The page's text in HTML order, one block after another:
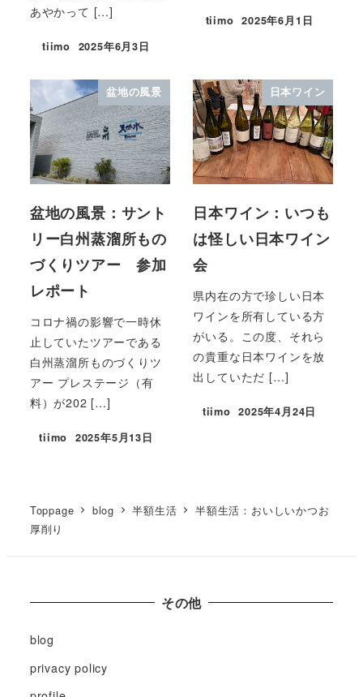
あやかって […]
tiimo 2025年6月3日
tiimo 2025年6月1日
盆地の風景
盆地の風景：サント
リー白州蒸溜所もの
づくりツアー 参加
レポート
コロナ禍の影響で一時休
止していたツアーである
白州蒸溜所ものづくりツ
アー プレステージ（有
料）が202 […]
tiimo 2025年5月13日
日本ワイン
日本ワイン：いつも
は怪しい日本ワイン
会
県内在の方で珍しい日本
ワインを所有している方
がいる。この度、それら
の貴重な日本ワインを放
出していただ […]
tiimo 2025年4月24日
Toppage blog 半額生活
半額生活：おいしいかつお
厚削り
その他
blog
privacy policy